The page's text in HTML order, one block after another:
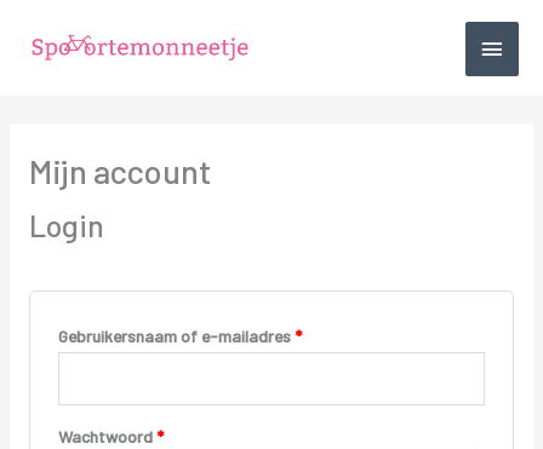
naar
Mijn account
Login
Gebruikersnaam of e-mailadres*
Wachtwoord*